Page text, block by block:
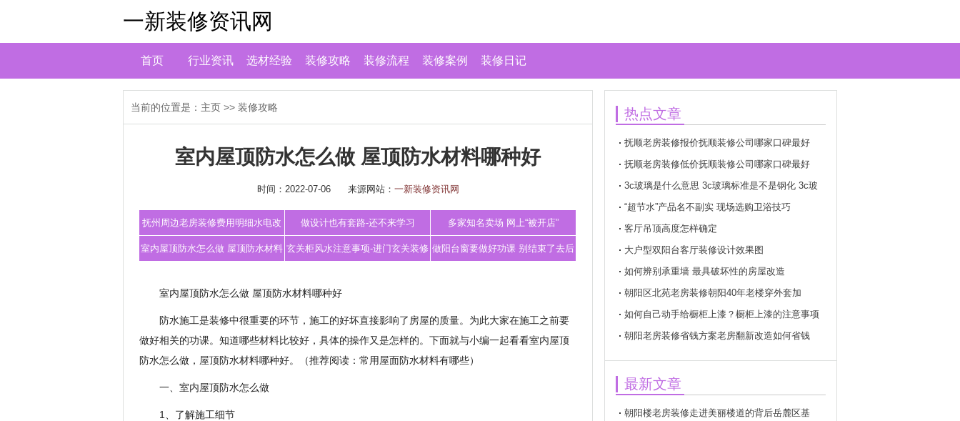
一新装修资讯网
首页 行业资讯 选材经验 装修攻略 装修流程 装修案例 装修日记
当前的位置是： 主页 >> 装修攻略
室内屋顶防水怎么做 屋顶防水材料哪种好
时间：2022-07-06 来源网站： 一新装修资讯网
抚州周边老房装修费用明细水电改
造人工费多
做设计也有套路-还不来学习 多家知名卖场 网上“被开店”
室内屋顶防水怎么做 屋顶防水材料 玄关柜风水注意事项-进门玄关装修 做阳台窗要做好功课 别结束了去后
室内屋顶防水怎么做 屋顶防水材料哪种好
防水施工是装修中很重要的环节，施工的好坏直接影响了房屋的质量。为此大家在施工之前要
做好相关的功课。知道哪些材料比较好，具体的操作又是怎样的。下面就与小编一起看看室内屋顶
防水怎么做，屋顶防水材料哪种好。（推荐阅读：常用屋面防水材料有哪些）
一、室内屋顶防水怎么做
1、了解施工细节
热点文章
抚顺老房装修报价抚顺装修公司哪家口碑最好
抚顺老房装修低价抚顺装修公司哪家口碑最好
3c玻璃是什么意思 3c玻璃标准是不是钢化 3c玻
璃标志怎么分真假
“超节水”产品名不副实 现场选购卫浴技巧
客厅吊顶高度怎样确定
大户型双阳台客厅装修设计效果图
如何辨别承重墙 最具破坏性的房屋改造
朝阳区北苑老房装修朝阳40年老楼穿外套加
如何自己动手给橱柜上漆？橱柜上漆的注意事项
朝阳老房装修省钱方案老房翻新改造如何省钱
最新文章
朝阳楼老房装修走进美丽楼道的背后岳麓区基